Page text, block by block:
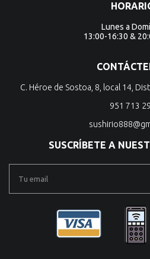
Lunes a
13:00-16:30 &
C. Héroe de Sostoa, 8, local 14,
951 713
SUSCRÍBETE A